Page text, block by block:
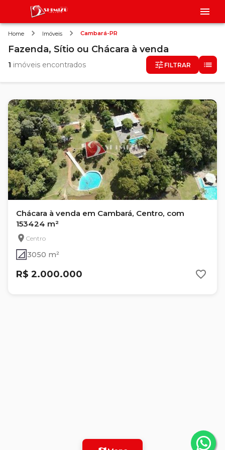
Home Imóveis Cambará-PR
Fazenda, Sítio ou Chácara à venda
1 imóveis encontrados FILTRAR
Chácara à venda em Cambará, Centro, com
153424 m²
Centro
3050 m²
R$ 2.000.000